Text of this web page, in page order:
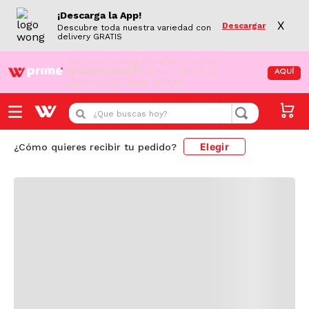
¡Descarga la App!
Descubre toda nuestra variedad con
delivery GRATIS
Descargar X
¡Aún no eres Wong Prime! Aprovecha el
DESPACHO GRATIS en tus compras de
supermercado desde S/79.90
AQUÍ
¿Que buscas hoy?
¿Cómo quieres recibir tu pedido? Elegir
Cargando comentarios...